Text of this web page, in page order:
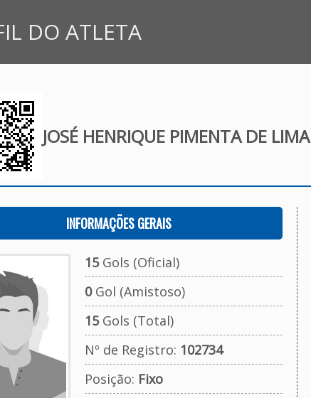
DO ATLETA
JOSÉ HENRIQUE PIMENTA DE LIMA
INFORMAÇÕES GERAIS
15Gols (Oficial)
0Gol (Amistoso)
15Gols (Total)
Nº de Registro: 102734
Posição: Fixo